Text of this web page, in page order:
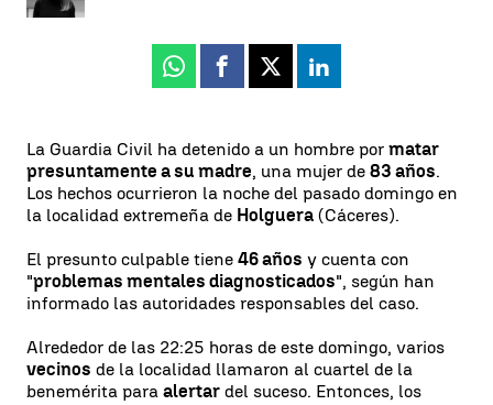
Whatsapp
Facebook
X Linkedin
La Guardia Civil ha detenido a un hombre por matar
presuntamente a su madre, una mujer de 83 años.
Los hechos ocurrieron la noche del pasado domingo en
la localidad extremeña de Holguera (Cáceres).
El presunto culpable tiene 46 años y cuenta con
"problemas mentales diagnosticados", según han
informado las autoridades responsables del caso.
Alrededor de las 22:25 horas de este domingo, varios
vecinos de la localidad llamaron al cuartel de la
benemérita para alertar del suceso. Entonces, los